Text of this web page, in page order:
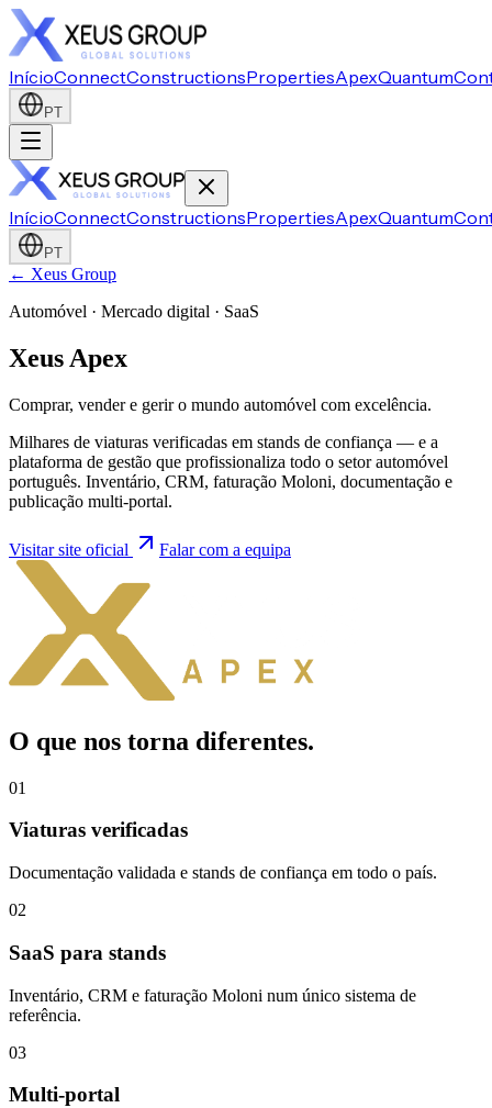
InícioConnectConstructionsPropertiesApexQuantum
PT
InícioConnectConstructionsPropertiesApexQuantum
PT
← Xeus Group
Automóvel · Mercado digital · SaaS
Xeus Apex
Comprar, vender e gerir o mundo automóvel com excelência.
Milhares de viaturas verificadas em stands de confiança — e a
plataforma de gestão que profissionaliza todo o setor automóvel
português. Inventário, CRM, faturação Moloni, documentação e
publicação multi-portal.
Visitar site oficial Falar com a equipa
O que nos torna diferentes.
01
Viaturas verificadas
Documentação validada e stands de confiança em todo o país.
02
SaaS para stands
Inventário, CRM e faturação Moloni num único sistema de
referência.
03
Multi-portal